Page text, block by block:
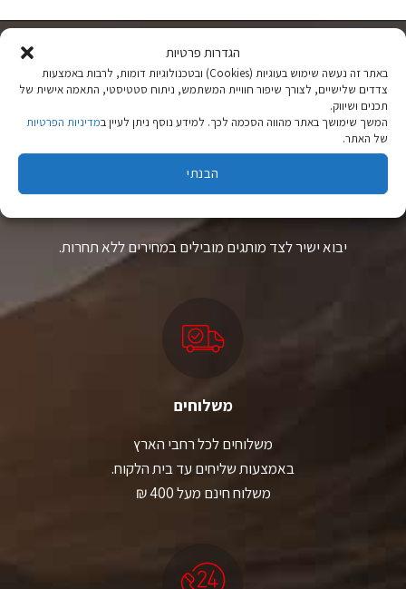
הגדרות פרטיות
באתר זה נעשה שימוש בעוגיות (Cookies) ובטכנולוגיות דומות, לרבות באמצעות
צדדים שלישיים, לצורך שיפור חוויית המשתמש, ניתוח סטטיסטי, התאמה אישית של
תכנים ושיווק.
המשך שימושך באתר מהווה הסכמה לכך. למידע נוסף ניתן לעיין במדיניות הפרטיות
של האתר.
הבנתי
מספר
סוגים.
לבחור
את
האפשרויות
בעמוד
המוצר
ציוד טיולים
יבוא ישיר לצד מותגים מובילים במחירים ללא תחרות.
משלוחים
משלוחים לכל רחבי הארץ
באמצעות שליחים עד בית הלקוח.
משלוח חינם מעל 400 ₪